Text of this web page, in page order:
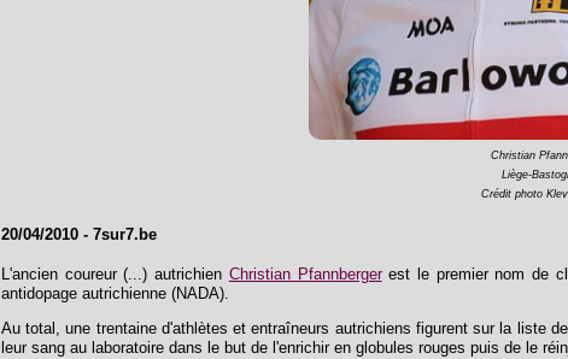
Christian
Liège-
Crédit photo
20/04/2010 - 7sur7.be
L'ancien coureur (...) autrichien Christian Pfannbergerest le premier nom de
antidopage autrichienne (NADA).
Au total, une trentaine d'athlètes et entraîneurs autrichiens figurent sur la liste
leur sang au laboratoire dans le but de l'enrichir en globules rouges puis de le